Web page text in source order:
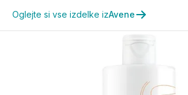
Oglejte si vse izdelke izAvene